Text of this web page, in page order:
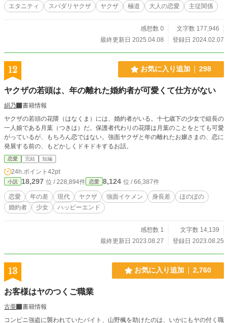
と嘘の情報を周囲に流していた。 時は経ち、大人になった櫻
子は継いだ桜東会を関東一強の組織にしてしまおうと動き出
う。あまりにも鋭く、あまりにも危険な彼女の瞳に恭次郎
エタニティ スパダリヤクザ ヤクザ 極道 大人の恋愛 主従関係
感想数 0
文字数 177,946
最終更新日 2025.04.08
登録日 2024.02.07
12 お気に入り追加 298
ヤクザの若頭は、年の離れた婚約者が可愛くて仕方がない
絹乃
書籍情報
ヤクザの若頭の花隈（はなくま）には、婚約者がいる。十七歳下の少女で組長の
一人娘である月葉（つきは）だ。保護者代わりの花隈は月葉のことをとても可愛
がっているが、もちろん恋ではない。強面ヤクザと年の離れたお嬢さまの、恋に
発展する前の、もどかしくドキドキするお話。
恋愛 完結 短編
24h.ポイント 42pt
小説 18,297 位 / 228,894件 恋愛 8,124 位 / 66,387件
恋愛 年の差 現代 ヤクザ 強面イケメン 身長差
ほのぼの
婚約者
少女 ハッピーエンド
感想数 1
文字数 14,139
最終更新日 2023.08.27
登録日 2023.08.25
13 お気に入り追加 2,760
お客様はヤのつくご職業
古亜
書籍情報
コンビニ強盗に襲われていたバイト、山野楓を助けたのは、いかにもヤの付く職